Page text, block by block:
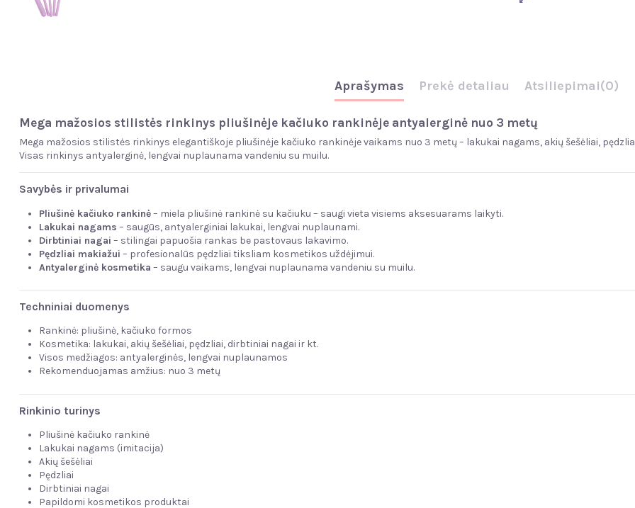
Aprašymas Prekė detaliau Atsiliepimai(0)
Mega mažosios stilistės rinkinys pliušinėje kačiuko rankinėje antyalerginė nuo 3 metų
Mega mažosios stilistės rinkinys elegantiškoje pliušinėje kačiuko rankinėje vaikams nuo 3 metų – lakukai nagams, akių šešėliai,
Visas rinkinys antyalerginė, lengvai nuplaunama vandeniu su muilu.
Savybės ir privalumai
Pliušinė kačiuko rankinė– miela pliušinė rankinė su kačiuku – saugi vieta visiems aksesuarams laikyti.
Lakukai nagams – saugūs, antyalerginiai lakukai, lengvai nuplaunami.
Dirbtiniai nagai – stilingai papuošia rankas be pastovaus lakavimo.
Pędzliai makiažui – profesionalūs pędzliai tiksliam kosmetikos uždėjimui.
Antyalerginė kosmetika – saugu vaikams, lengvai nuplaunama vandeniu su muilu.
Techniniai duomenys
Rankinė: pliušinė, kačiuko formos
Kosmetika: lakukai, akių šešėliai, pędzliai, dirbtiniai nagai ir kt.
Visos medžiagos: antyalerginės, lengvai nuplaunamos
Rekomenduojamas amžius: nuo 3 metų
Rinkinio turinys
Pliušinė kačiuko rankinė
Lakukai nagams (imitacija)
Akių šešėliai
Pędzliai
Dirbtiniai nagai
Papildomi kosmetikos produktai